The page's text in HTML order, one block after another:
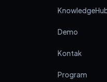
Demo
Kontak
Program